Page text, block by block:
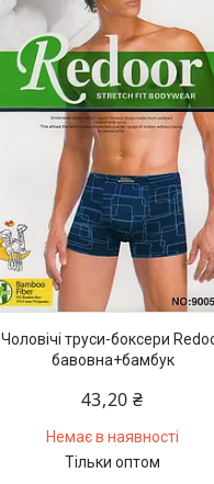
Чоловічі труси-боксери
бавовна+бамбук
43,20 ₴
Немає в наявності
Тільки оптом